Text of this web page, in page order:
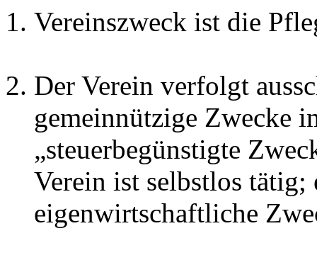
Vereinszweck ist die
Der Verein verfolgt
gemeinnützige Zwecke
„steuerbegünstigte
Verein ist selbstlos
eigenwirtschaftliche